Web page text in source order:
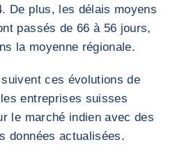
De plus, les délais moyens
passés de 66 à 56 jours,
la moyenne régionale.
ces évolutions de
entreprises suisses
le marché indien avec des
données actualisées.